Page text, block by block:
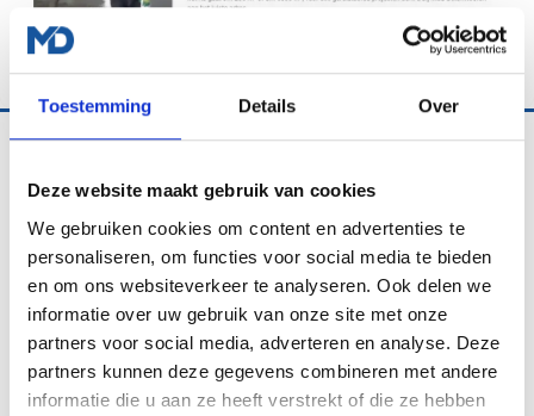
Toestemming Details Over
Deze website maakt gebruik van cookies
We gebruiken cookies om content en advertenties te
personaliseren, om functies voor social media te bieden
en om ons websiteverkeer te analyseren. Ook delen we
informatie over uw gebruik van onze site met onze
partners voor social media, adverteren en analyse. Deze
partners kunnen deze gegevens combineren met andere
informatie die u aan ze heeft verstrekt of die ze hebben
VEENDAM
MSS Betonvloeren
Vernieuwde website voor MSS Betonvloeren uit Veendam,
specialist in duurzame en strakke betonvloeren voor
particulier en zakelijk.
WEBSITE REALISATIE MANAGED WORDPRESS HOSTING
Bekijk dit project